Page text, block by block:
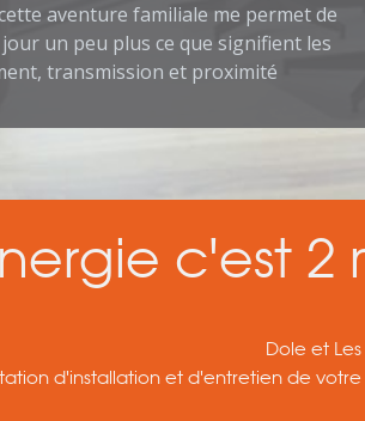
aventure familiale me permet de
un peu plus ce que signifient les
transmission et proximité
c'est 2
Dole et
d'installation et d'entretien de